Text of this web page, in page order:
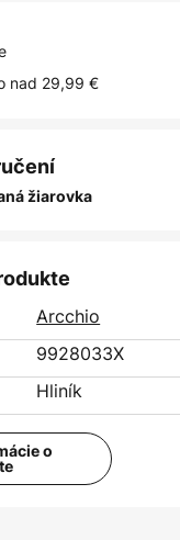
nad 29,99 €
žiarovka
Arcchio
9928033X
Hliník
o